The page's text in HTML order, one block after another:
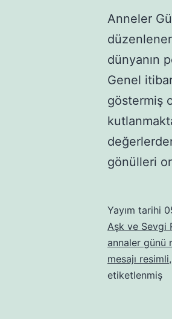
Anneler
dünyanın
Genel
göstermiş
gönülleri
Yayım tarihi
Aşk ve Sevgi
annaler günü
mesajı resimli,
etiketlenmiş